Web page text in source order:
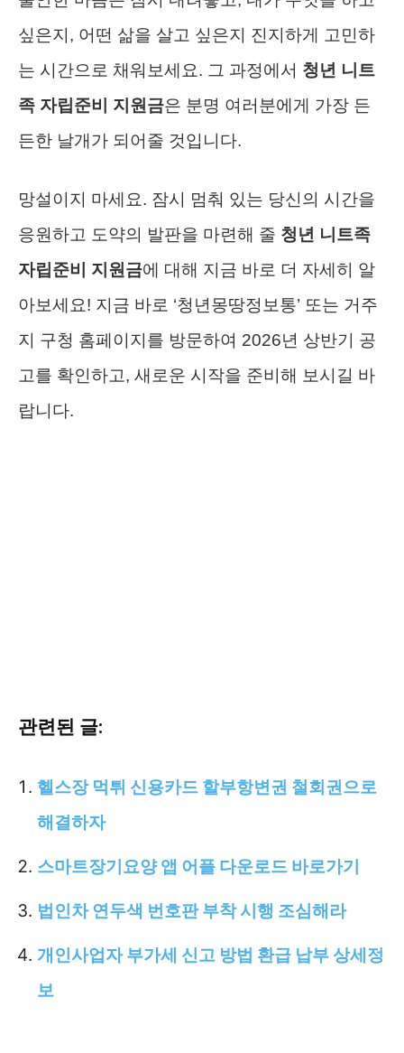
싶은지, 어떤 삶을 살고 싶은지 진지하게 고민하
는 시간으로 채워보세요. 그 과정에서 청년 니트
족 자립준비 지원금은 분명 여러분에게 가장 든
든한 날개가 되어줄 것입니다.
망설이지 마세요. 잠시 멈춰 있는 당신의 시간을
응원하고 도약의 발판을 마련해 줄 청년 니트족
자립준비 지원금에 대해 지금 바로 더 자세히 알
아보세요! 지금 바로 ‘청년몽땅정보통’ 또는 거주
지 구청 홈페이지를 방문하여 2026년 상반기 공
고를 확인하고, 새로운 시작을 준비해 보시길 바
랍니다.
관련된 글:
헬스장 먹튀 신용카드 할부항변권 철회권으로
해결하자
스마트장기요양 앱 어플 다운로드 바로가기
법인차 연두색 번호판 부착 시행 조심해라
개인사업자 부가세 신고 방법 환급 납부 상세정
보